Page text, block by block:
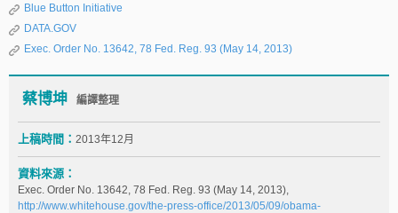
Blue Button Initiative
DATA.GOV
Exec. Order No. 13642, 78 Fed. Reg. 93 (May 14, 2013)
蔡博坤 編譯整理
上稿時間： 2013年12月
資料來源：
Exec. Order No. 13642, 78 Fed. Reg. 93 (May 14, 2013),
http://www.whitehouse.gov/the-press-office/2013/05/09/obama-